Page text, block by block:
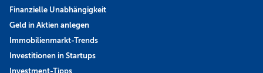
Finanzielle Unabhängigkeit
Geld in Aktien anlegen
Immobilienmarkt-Trends
Investitionen in Startups
Investment-Tipps